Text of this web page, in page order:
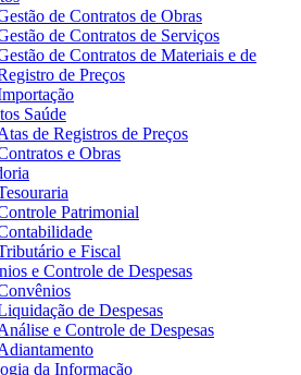
de Contratos de Obras
de Contratos de Serviços
de Contratos de Materiais e de
de Preços
Saúde
de Registros de Preços
e Obras
Patrimonial
e Fiscal
e Controle de Despesas
de Despesas
e Controle de Despesas
da Informação